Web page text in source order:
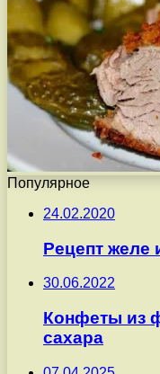
Популярное
24.02.2020
Рецепт желе
30.06.2022
Конфеты из
сахара